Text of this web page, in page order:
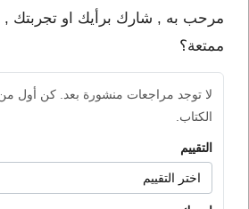
مرحب به , شارك برأيك او تجربتك ,
ممتعة؟
لا توجد مراجعات منشورة بعد. كن أول
الكتاب.
التقييم